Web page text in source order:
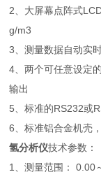
2、大屏幕点阵式
g/m3
3、测量数据自动实
4、两个可任意设定
输出
5、标准的RS232或
6、标准铝合金机壳
氢分析仪技术参数：
1、测量范围： 0.00